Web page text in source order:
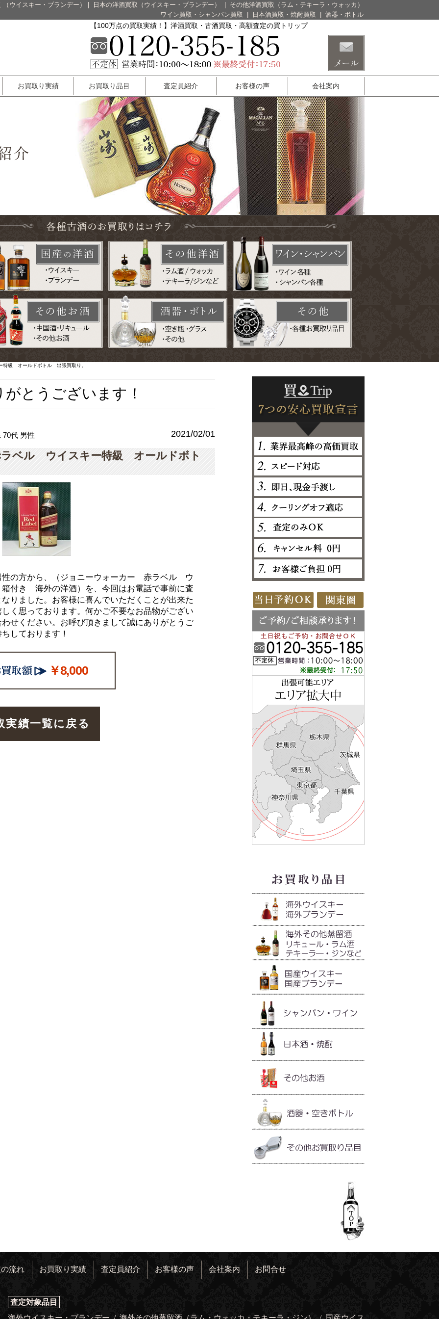
ウイスキー・ブランデー） 日本の洋酒買取（ウイスキー・ブランデー）
その他洋酒買取（ラム・テキーラ・ウォッカ）
ワイン買取・シャンパン買取
日本酒買取・焼酎買取 酒器・ボトル
【100万点の買取実績！】洋酒買取・古酒買取・高額査定の買トリップ
お買取り実績 お買取り品目 査定員紹介 お客様の声 会社案内
級 オールドボトル 出張買取り。
とうございます！
70代 男性 2021/02/01
ベル ウイスキー特級 オールドボト
性の方から、（ジョニーウォーカー 赤ラベル ウ
付き 海外の洋酒）を、今回はお電話で事前に査
りました。お客様に喜んでいただくことが出来た
く思っております。何かご不要なお品物がござい
せください。お呼び頂きまして誠にありがとうご
しております！
￥8,000
実績一覧に戻る
流れ お買取り実績 査定員紹介 お客様の声 会社案内 お問合せ
査定対象品目